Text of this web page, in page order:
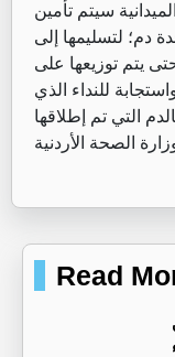
سيتم تأمين
3 آلاف وحدة دم؛ لتسليمها إلى
يتم توزيعها على
للنداء الذي
التي تم إطلاقها
Read